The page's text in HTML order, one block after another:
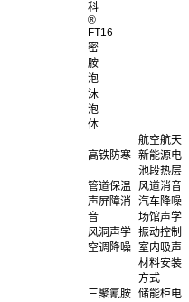
科
®
FT16
密
胺
泡
沫
泡
体
航空航天
高铁防寒 新能源电
池段热层
管道保温
风道消音
声屏障消
音
汽车降噪
场馆声学
风洞声学 振动控制
空调降噪 室内吸声
材料安装
方式
三聚氰胺 储能柜电